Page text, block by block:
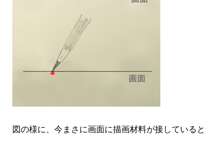
図の様に、今まさに画面に描画材料が接していると